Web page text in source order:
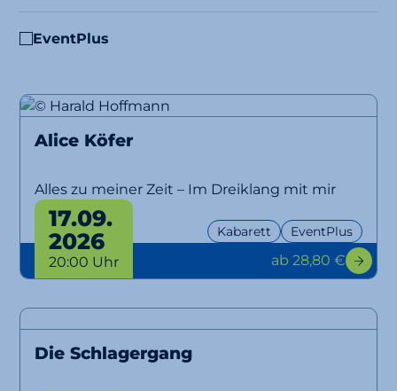
EventPlus
Alice Köfer
Alles zu meiner Zeit – Im Dreiklang mit mir
selbst
Kabarett EventPlus
17.09.
2026
20:00 Uhr ab 28,80 €
Die Schlagergang